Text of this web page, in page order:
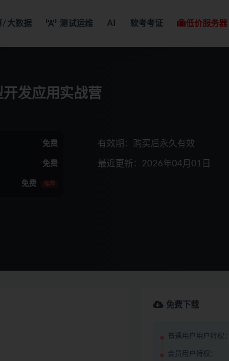
/大数据 测试运维 AI 软考考证 低价服务器
发应用实战营
免费
免费
免费 推荐
有效期：购买后永久有效
最近更新：2026年04月01日
免费下载
普通用户用户特权：
会员用户特权：